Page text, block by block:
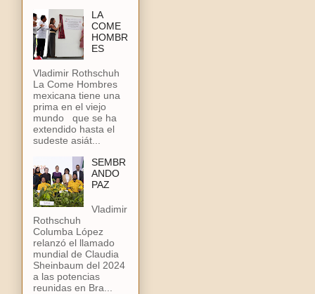
LA
COME
HOMBR
ES
Vladimir Rothschuh
La Come Hombres
mexicana tiene una
prima en el viejo
mundo que se ha
extendido hasta el
sudeste asiát...
SEMBR
ANDO
PAZ
Vladimir
Rothschuh
Columba López
relanzó el llamado
mundial de Claudia
Sheinbaum del 2024
a las potencias
reunidas en Bra...